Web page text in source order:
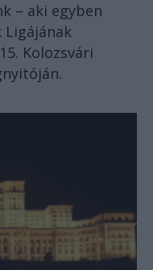
– aki egyben
Ligájának
Kolozsvári